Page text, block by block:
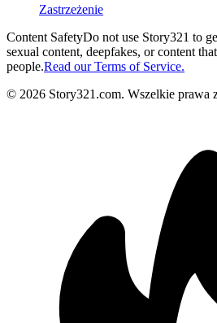
Zastrzeżenie
Content SafetyDo not use Story321 to
sexual content, deepfakes, or content
people.Read our Terms of Service.
© 2026 Story321.com. Wszelkie prawa